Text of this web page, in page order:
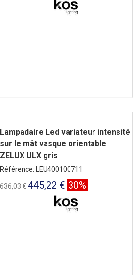
Lampadaire Led variateur intensité
sur le mât vasque orientable
ZELUX ULX gris
Référence: LEU400100711
636,03 €445,22 € 30%